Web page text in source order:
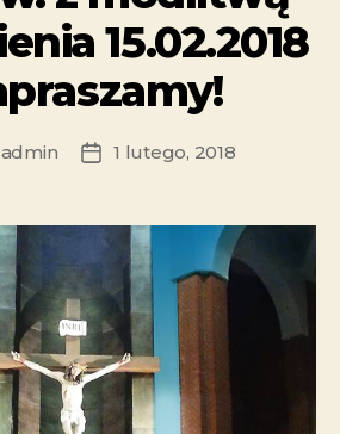
15.02.2018
admin 1 lutego, 2018